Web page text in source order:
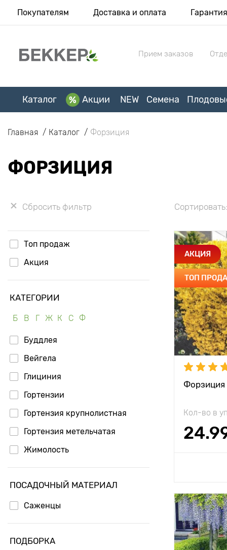
Покупателям Доставка и оплата Гарантия
Прием заказов
Каталог Акции NEW Семена
Главная Каталог Форзиция
ФОРЗИЦИЯ
Сбросить фильтр
Топ продаж
Акция
КАТЕГОРИИ
Б В Г Ж К С Ф
Буддлея
Вейгела
Глициния
Гортензии
Гортензия крупнолистная
Гортензия метельчатая
Жимолость
Клематис
Спирея
Форзиция
ПОСАДОЧНЫЙ МАТЕРИАЛ
Саженцы
ПОДБОРКА
Сортировать:
АКЦИЯ
ТОП
Форзиция
Кол-во в
Высота
Растояние
растениями